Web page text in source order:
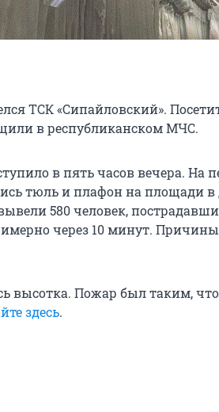
ТСК «Сипайловский».
в республиканском МЧС.
в пять часов вечера. На
тюль и плафон на площади
580 человек,
через 10 минут.
высотка. Пожар был таким,
здесь.